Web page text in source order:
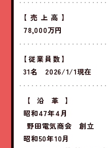
【売上高】
78,000万円
【従業員数】
31名 2026/1/1現在
【沿革】
昭和47年4月
野田電気商会 創立
昭和50年10月